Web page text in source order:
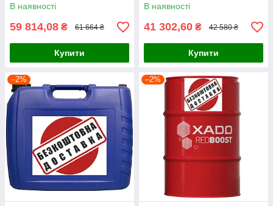
В наявності
59 814,08 ₴ 61 664 ₴
Купити
В наявності
41 302,60 ₴ 42 580 ₴
Купити
–2% –2%